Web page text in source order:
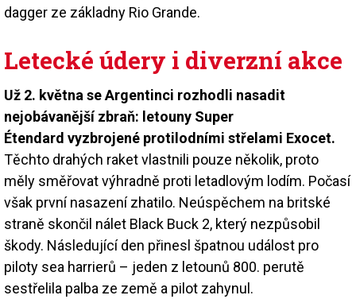
dagger ze základny Rio Grande.
Letecké údery i diverzní akce
Už 2. května se Argentinci rozhodli nasadit
nejobávanější zbraň: letouny Super
Étendard vyzbrojené protilodními střelami Exocet.
Těchto drahých raket vlastnili pouze několik, proto
měly směřovat výhradně proti letadlovým lodím. Počasí
však první nasazení zhatilo. Neúspěchem na britské
straně skončil nálet Black Buck 2, který nezpůsobil
škody. Následující den přinesl špatnou událost pro
piloty sea harrierů – jeden z letounů 800. perutě
sestřelila palba ze země a pilot zahynul.